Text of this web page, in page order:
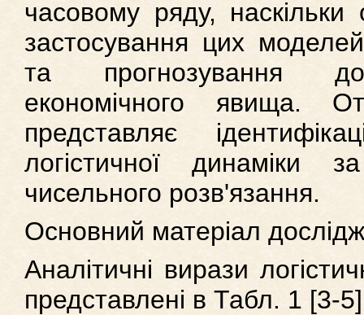
часовому ряду, наскільки
застосування цих
та прогнозування
економічного явища.
представляє
логістичної динаміки
чисельного розв'язання.
Основний матеріал
Аналітичні вирази
представлені в Табл. 1 [3-